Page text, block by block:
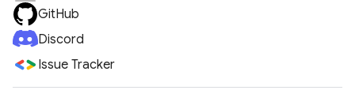
GitHub
Discord
Issue Tracker